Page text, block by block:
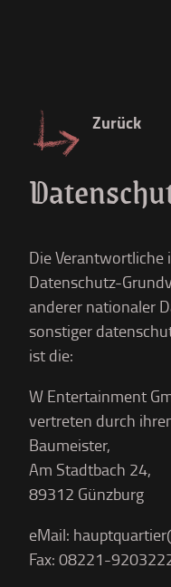
Tour 2026
Der W
Diskographie
Zurück
Die Verantwortliche
Datenschutz-
anderer nationaler
sonstiger
ist die:
W Entertainment
vertreten durch
Baumeister,
Am Stadtbach 24,
89312 Günzburg
eMail:
Fax: 08221-